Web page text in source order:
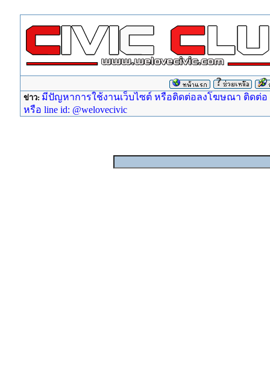
ข่าว: มีปัญหาการใช้งานเว็บไซต์ หรือติดต่อลงโฆษณา ติดต่อ
หรือ line id: @welovecivic